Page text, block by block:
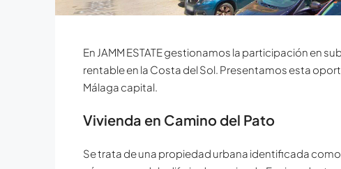
En JAMM ESTATE gestionamos la participación en
rentable en la Costa del Sol. Presentamos esta
Málaga capital.
Vivienda en Camino del Pato
Se trata de una propiedad urbana identificada